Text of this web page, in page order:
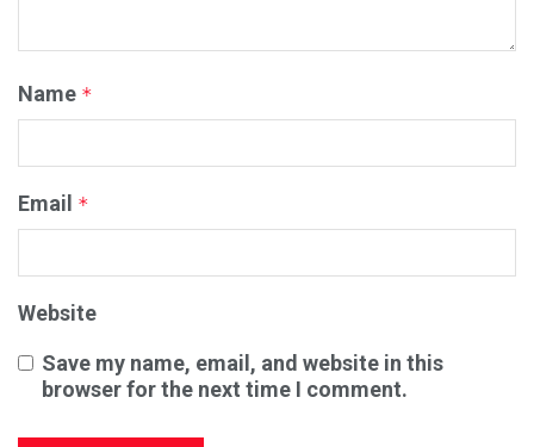
Name *
Email *
Website
Save my name, email, and website in this
browser for the next time I comment.